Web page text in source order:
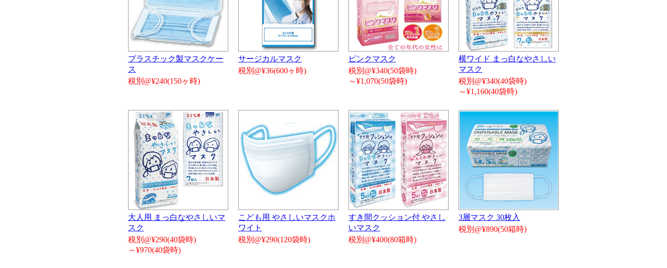
プラスチック製マスクケー
ス
税別@¥240(150ヶ時)
サージカルマスク
税別@¥36(600ヶ時)
ピンクマスク
税別@¥340(50袋時)
～¥1,070(50袋時)
横ワイド まっ白なやさしい
マスク
税別@¥340(40袋時)
～¥1,160(40袋時)
大人用 まっ白なやさしいマ
スク
税別@¥290(40袋時)
～¥970(40袋時)
こども用 やさしいマスクホ
ワイト
税別@¥290(120袋時)
すき間クッション付 やさし
いマスク
税別@¥400(80箱時)
3層マスク 30枚入
税別@¥890(50箱時)